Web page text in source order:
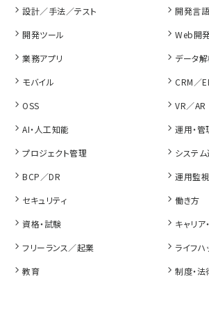
設計／手法／テスト
開発言語
開発ツール
Web開
業務アプリ
データ
モバイル
CRM／
OSS
VR／AR
AI・人工知能
運用・管
プロジェクト管理
システ
BCP／DR
運用監視
セキュリティ
働き方
資格・試験
キャリア
フリーランス／起業
ライフハ
教育
制度・法